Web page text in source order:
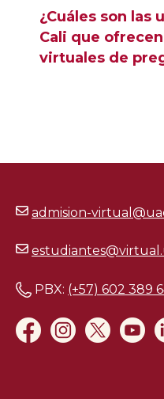
¿Cuáles son las
Cali que
virtuales de
admision-
PBX: (+57) 602 389